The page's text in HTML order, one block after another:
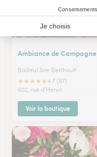
Ambiance de Campagne
Bailleul Sire Berthoult
★★★★★4.7 (87)
602, rue d'Henin
Voir la boutique